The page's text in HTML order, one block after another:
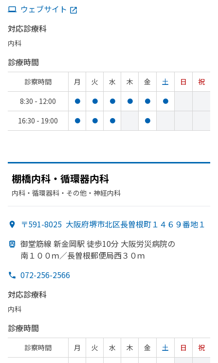
ウェブサイト
対応診療科
内科
診療時間
診察時間 月 火 水 木 金 土 日
祝
8:30 - 12:00
● ● ● ● ● ●
16:30 - 19:00 ● ● ● ●
棚橋内科・循環器内科
内科・​循環器科・​その他・​神経内科
〒591-8025 大阪府堺市北区長曽根町１４６９番地１
御堂筋線 新金岡駅 徒歩10分 大阪労災病院の
南１００ｍ／長曽根郵便局西３０ｍ
072-256-2566
対応診療科
内科
診療時間
診察時間 月 火 水 木 金 土 日
祝